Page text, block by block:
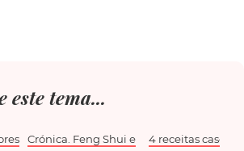
este tema...
Crónica. Feng Shui e
4 receitas caseiras